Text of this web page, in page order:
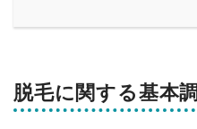
脱毛に関する基本